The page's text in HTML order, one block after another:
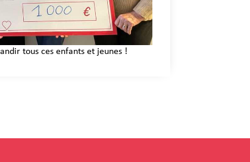
tous ces enfants et jeunes !